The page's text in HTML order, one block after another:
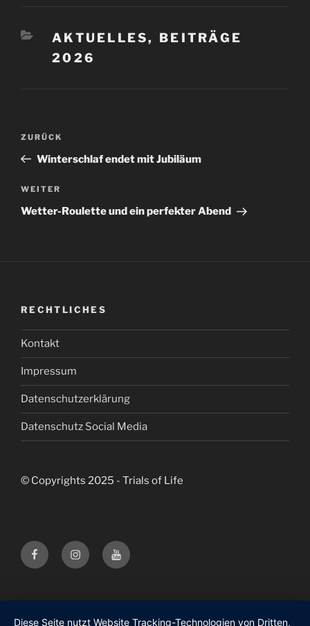
KATEGORIEN
AKTUELLES, BEITRÄGE
2026
Beitragsnavigation
Vorheriger
Beitrag
ZURÜCK
Winterschlaf endet mit Jubiläum
Nächster
Beitrag
WEITER
Wetter-Roulette und ein perfekter Abend
RECHTLICHES
Kontakt
Impressum
Datenschutzerklärung
Datenschutz Social Media
© Copyrights 2025 - Trials of Life
Facebook
Trials
Life
Instagram
Trials
Life
Youtube
Trials
Life
Diese Seite nutzt Website Tracking-Technologien von Dritten,